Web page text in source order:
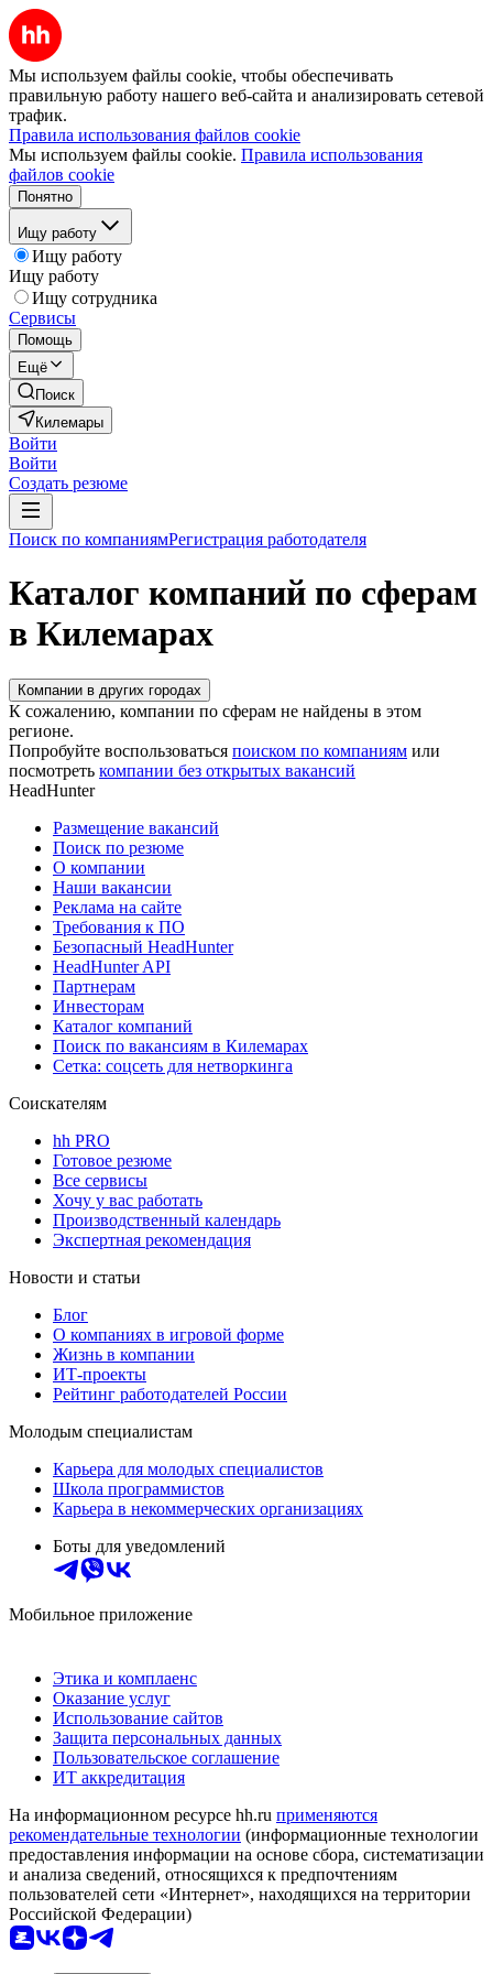
Мы используем файлы cookie, чтобы обеспечивать
правильную работу нашего веб-сайта и анализировать сетевой
трафик.
Правила использования файлов cookie
Мы используем файлы cookie. Правила использования
файлов cookie
Понятно
Ищу работу
Ищу работу
Ищу работу
Ищу сотрудника
Сервисы
Помощь
Ещё
Поиск
Килемары
Войти
Войти
Создать резюме
Поиск по компаниямРегистрация работодателя
Каталог компаний по сферам
в Килемарах
Компании в других городах
К сожалению, компании по сферам не найдены в этом
регионе.
Попробуйте воспользоваться поиском по компаниям или
посмотреть компании без открытых вакансий
HeadHunter
Размещение вакансий
Поиск по резюме
О компании
Наши вакансии
Реклама на сайте
Требования к ПО
Безопасный HeadHunter
HeadHunter API
Партнерам
Инвесторам
Каталог компаний
Поиск по вакансиям в Килемарах
Сетка: соцсеть для нетворкинга
Соискателям
hh PRO
Готовое резюме
Все сервисы
Хочу у вас работать
Производственный календарь
Экспертная рекомендация
Новости и статьи
Блог
О компаниях в игровой форме
Жизнь в компании
ИТ-проекты
Рейтинг работодателей России
Молодым специалистам
Карьера для молодых специалистов
Школа программистов
Карьера в некоммерческих организациях
Боты для уведомлений
Мобильное приложение
Этика и комплаенс
Оказание услуг
Использование сайтов
Защита персональных данных
Пользовательское соглашение
ИТ аккредитация
На информационном ресурсе hh.ru применяются
рекомендательные технологии (информационные технологии
предоставления информации на основе сбора, систематизации
и анализа сведений, относящихся к предпочтениям
пользователей сети «Интернет», находящихся на территории
Российской Федерации)